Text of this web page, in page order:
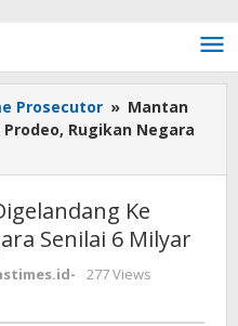
Prosecutor » Mantan
Rugikan Negara
Ke
Senilai 6 Milyar
-
277 Views